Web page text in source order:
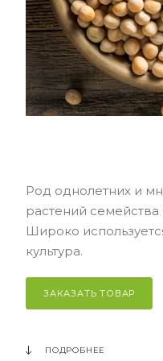
Род однолетних и
растений
Широко
культура.
ЗАКАЗАТЬ ТОВАР
ПОДРОБНЕЕ